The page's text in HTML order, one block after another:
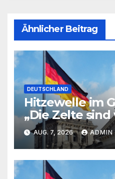
Ähnlicher Beitrag
DEUTSCHLAND
Hitzewelle im
„Die Zelte
Backöfen“
AUG. 7, 2026 ADMIN